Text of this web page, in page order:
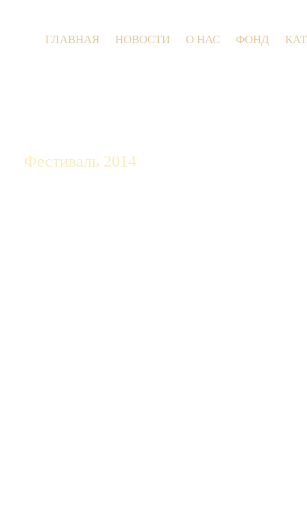
ГЛАВНАЯ НОВОСТИ О НАС ФОНД
Фестиваль 2014